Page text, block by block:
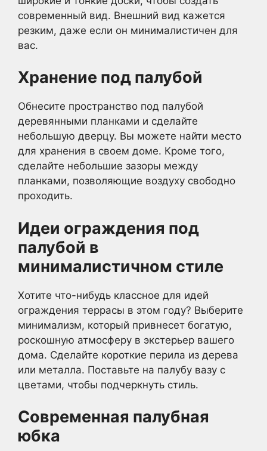
современный вид. Внешний вид кажется
резким, даже если он минималистичен для
вас.
Хранение под палубой
Обнесите пространство под палубой
деревянными планками и сделайте
небольшую дверцу. Вы можете найти место
для хранения в своем доме. Кроме того,
сделайте небольшие зазоры между
планками, позволяющие воздуху свободно
проходить.
Идеи ограждения под
палубой в
минималистичном стиле
Хотите что-нибудь классное для идей
ограждения террасы в этом году? Выберите
минимализм, который привнесет богатую,
роскошную атмосферу в экстерьер вашего
дома. Сделайте короткие перила из дерева
или металла. Поставьте на палубу вазу с
цветами, чтобы подчеркнуть стиль.
Современная палубная
юбка